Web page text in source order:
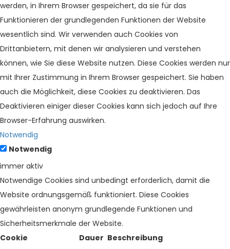
werden, in Ihrem Browser gespeichert, da sie für das
Funktionieren der grundlegenden Funktionen der Website
wesentlich sind. Wir verwenden auch Cookies von
Drittanbietern, mit denen wir analysieren und verstehen
können, wie Sie diese Website nutzen. Diese Cookies werden nur
mit Ihrer Zustimmung in Ihrem Browser gespeichert. Sie haben
auch die Möglichkeit, diese Cookies zu deaktivieren. Das
Deaktivieren einiger dieser Cookies kann sich jedoch auf Ihre
Browser-Erfahrung auswirken.
Notwendig
Notwendig
immer aktiv
Notwendige Cookies sind unbedingt erforderlich, damit die
Website ordnungsgemäß funktioniert. Diese Cookies
gewährleisten anonym grundlegende Funktionen und
Sicherheitsmerkmale der Website.
Cookie
Dauer Beschreibung